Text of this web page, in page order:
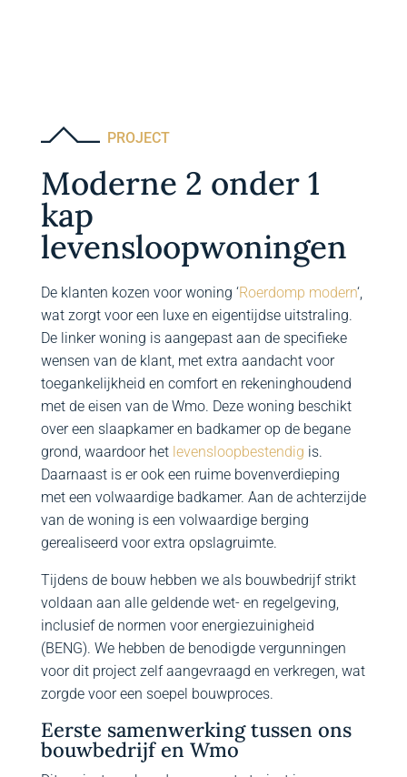
PROJECT
Moderne 2 onder 1
kap
levensloopwoningen
De klanten kozen voor woning ‘Roerdomp modern‘,
wat zorgt voor een luxe en eigentijdse uitstraling.
De linker woning is aangepast aan de specifieke
wensen van de klant, met extra aandacht voor
toegankelijkheid en comfort en rekeninghoudend
met de eisen van de Wmo. Deze woning beschikt
over een slaapkamer en badkamer op de begane
grond, waardoor het levensloopbestendig is.
Daarnaast is er ook een ruime bovenverdieping
met een volwaardige badkamer. Aan de achterzijde
van de woning is een volwaardige berging
gerealiseerd voor extra opslagruimte.
Tijdens de bouw hebben we als bouwbedrijf strikt
voldaan aan alle geldende wet- en regelgeving,
inclusief de normen voor energiezuinigheid
(BENG). We hebben de benodigde vergunningen
voor dit project zelf aangevraagd en verkregen, wat
zorgde voor een soepel bouwproces.
Eerste samenwerking tussen ons
bouwbedrijf en Wmo